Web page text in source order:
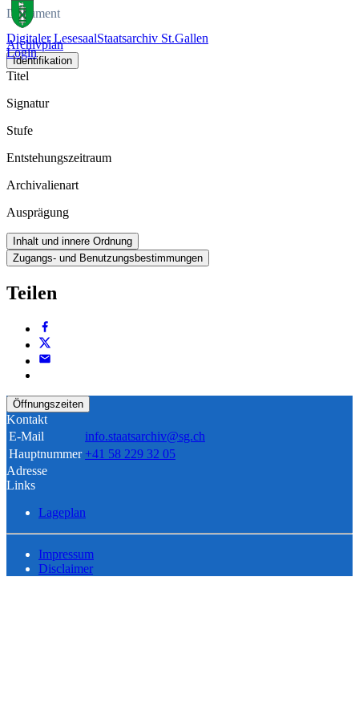
Digitaler LesesaalStaatsarchiv St.Gallen
Login
Dokument
Archivplan
Identifikation
Titel
Signatur
Stufe
Entstehungszeitraum
Archivalienart
Ausprägung
Inhalt und innere Ordnung
Zugangs- und Benutzungsbestimmungen
Teilen
Öffnungszeiten
Kontakt
E-Mail
info.staatsarchiv@sg.ch
Hauptnummer +41 58 229 32 05
Adresse
Links
Lageplan
Impressum
Disclaimer